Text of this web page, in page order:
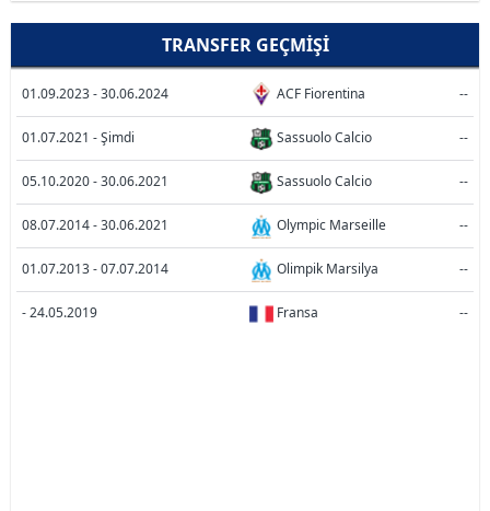
TRANSFER GEÇMIŞI
01.09.2023 - 30.06.2024 ACF Fiorentina --
01.07.2021 - Şimdi Sassuolo Calcio --
05.10.2020 - 30.06.2021 Sassuolo Calcio --
08.07.2014 - 30.06.2021 Olympic Marseille --
01.07.2013 - 07.07.2014 Olimpik Marsilya --
- 24.05.2019 Fransa --